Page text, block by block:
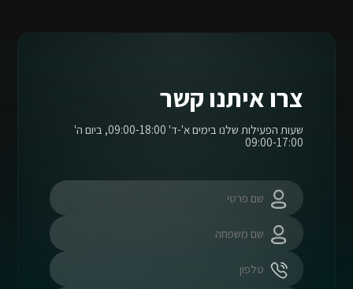
צרו איתנו קשר
שעות הפעילות שלנו בימים א'-ד' 09:00-18:00, ביום ה'
09:00-17:00